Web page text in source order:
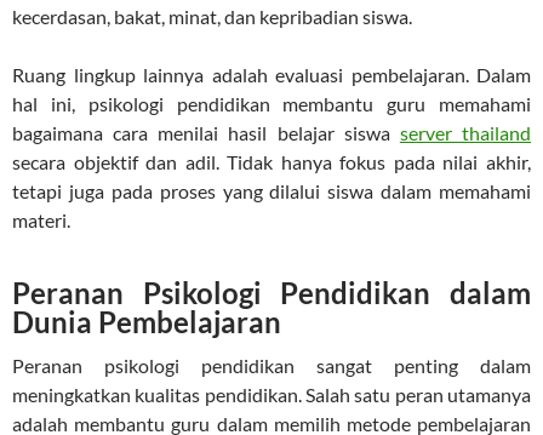
kecerdasan, bakat, minat, dan kepribadian siswa.
Ruang lingkup lainnya adalah evaluasi pembelajaran. Dalam
hal ini, psikologi pendidikan membantu guru memahami
bagaimana cara menilai hasil belajar siswa server thailand
secara objektif dan adil. Tidak hanya fokus pada nilai akhir,
tetapi juga pada proses yang dilalui siswa dalam memahami
materi.
Peranan Psikologi Pendidikan dalam
Dunia Pembelajaran
Peranan psikologi pendidikan sangat penting dalam
meningkatkan kualitas pendidikan. Salah satu peran utamanya
adalah membantu guru dalam memilih metode pembelajaran